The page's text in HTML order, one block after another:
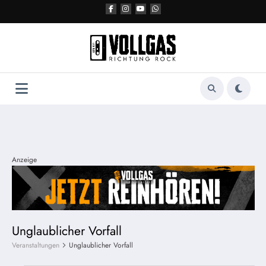
Anzeige
Unglaublicher Vorfall
Veranstaltungen Unglaublicher Vorfall